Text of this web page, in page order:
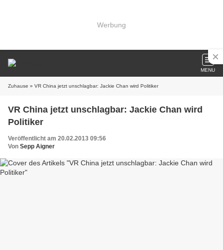
Werbung
MENU
Zuhause » VR China jetzt unschlagbar: Jackie Chan wird Politiker
VR China jetzt unschlagbar: Jackie Chan wird
Politiker
Veröffentlicht am 20.02.2013 09:56
Von Sepp Aigner